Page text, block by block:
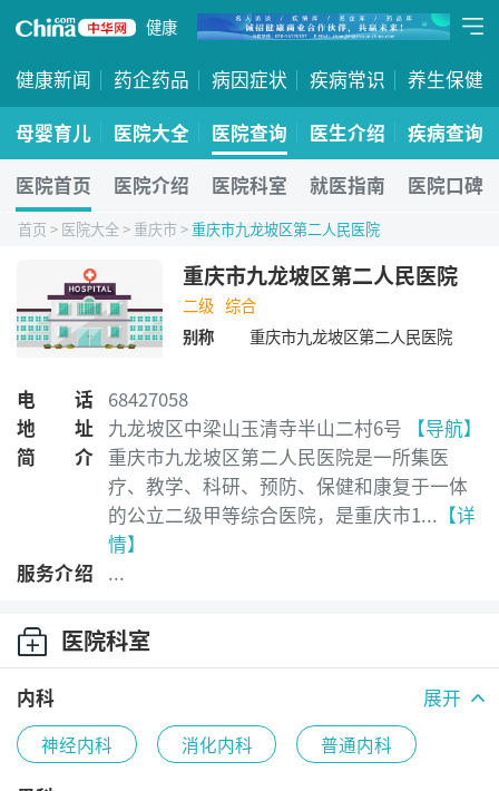
健康
健康新闻 药企药品 病因症状 疾病常识
养生保健
母婴育儿
医院大全 医院查询 医生介绍
疾病查询
医院首页
医院介绍 医院科室 就医指南 医院口碑
首页 > 医院大全> 重庆市>重庆市九龙坡区第二人民医院
重庆市九龙坡区第二人民医院
二级 综合
别称
重庆市九龙坡区第二人民医院
电话 68427058
地址 九龙坡区中梁山玉清寺半山二村6号
【导航】
简介 重庆市九龙坡区第二人民医院是一所集医
疗、教学、科研、预防、保健和康复于一体
的公立二级甲等综合医院，是重庆市1... 【详
情】
服务介绍
...
医院科室
内科 展开
神经内科 消化内科 普通内科